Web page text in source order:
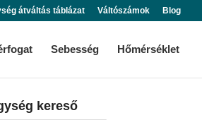
átváltás táblázat Váltószámok Blog
Sebesség Hőmérséklet
kereső